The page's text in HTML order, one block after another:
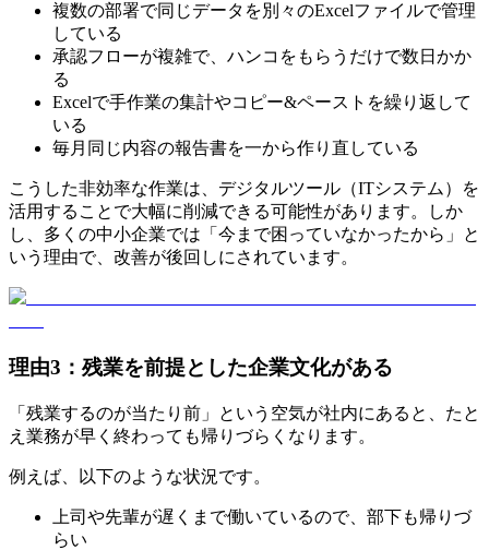
複数の部署で同じデータを別々のExcelファイルで管理
している
承認フローが複雑で、ハンコをもらうだけで数日かか
る
Excelで手作業の集計やコピー&ペーストを繰り返して
いる
毎月同じ内容の報告書を一から作り直している
こうした非効率な作業は、デジタルツール（ITシステム）を
活用することで大幅に削減できる可能性があります。しか
し、多くの中小企業では「今まで困っていなかったから」と
いう理由で、改善が後回しにされています。
理由3：残業を前提とした企業文化がある
「残業するのが当たり前」という空気が社内にあると、たと
え業務が早く終わっても帰りづらくなります。
例えば、以下のような状況です。
上司や先輩が遅くまで働いているので、部下も帰りづ
らい